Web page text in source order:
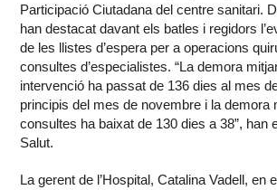
Participació Ciutadana del centre sanitari.
han destacat davant els batles i regidors
de les llistes d’espera per a operacions
consultes d’especialistes. “La demora
intervenció ha passat de 136 dies al mes
principis del mes de novembre i la demora
consultes ha baixat de 130 dies a 38”, han
Salut.
La gerent de l’Hospital, Catalina Vadell, en